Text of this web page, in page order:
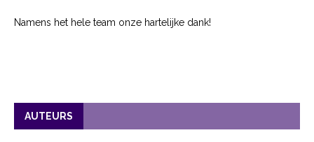
Namens het hele team onze hartelijke dank!
AUTEURS